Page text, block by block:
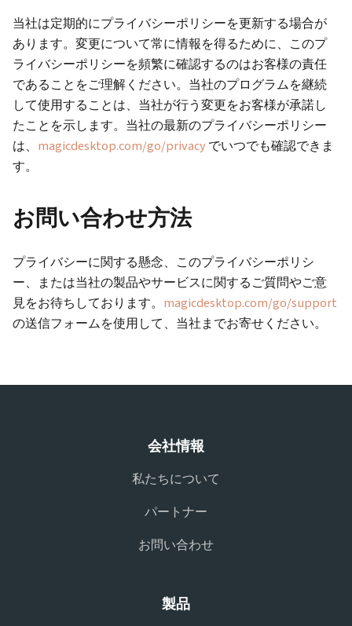
当社は定期的にプライバシーポリシーを更新する場合が
あります。変更について常に情報を得るために、このプ
ライバシーポリシーを頻繁に確認するのはお客様の責任
であることをご理解ください。当社のプログラムを継続
して使用することは、当社が行う変更をお客様が承諾し
たことを示します。当社の最新のプライバシーポリシー
は、 magicdesktop.com/go/privacyでいつでも確認できま
す。
お問い合わせ方法
プライバシーに関する懸念、このプライバシーポリシ
ー、または当社の製品やサービスに関するご質問やご意
見をお待ちしております。 magicdesktop.com/go/support
の送信フォームを使用して、当社までお寄せください。
会社情報
私たちについて
パートナー
お問い合わせ
製品